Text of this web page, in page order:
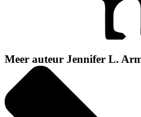
Meer auteur Jennifer L.